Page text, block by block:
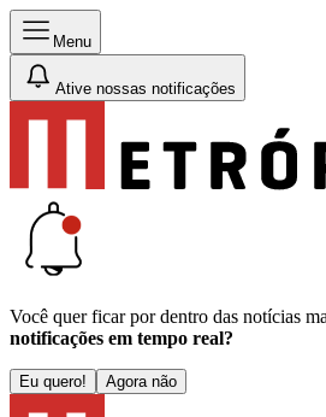
Menu
Ative nossas notificações
Você quer ficar por dentro das notícias
notificações em tempo real?
Eu quero! Agora não